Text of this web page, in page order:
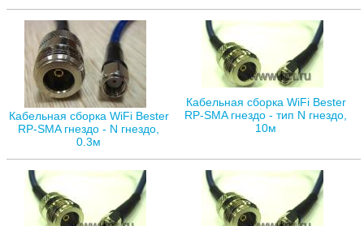
Кабельная сборка WiFi Bester
RP-SMA гнездо - N гнездо,
0.3м
Кабельная сборка WiFi Bester
RP-SMA гнездо - тип N гнездо,
10м